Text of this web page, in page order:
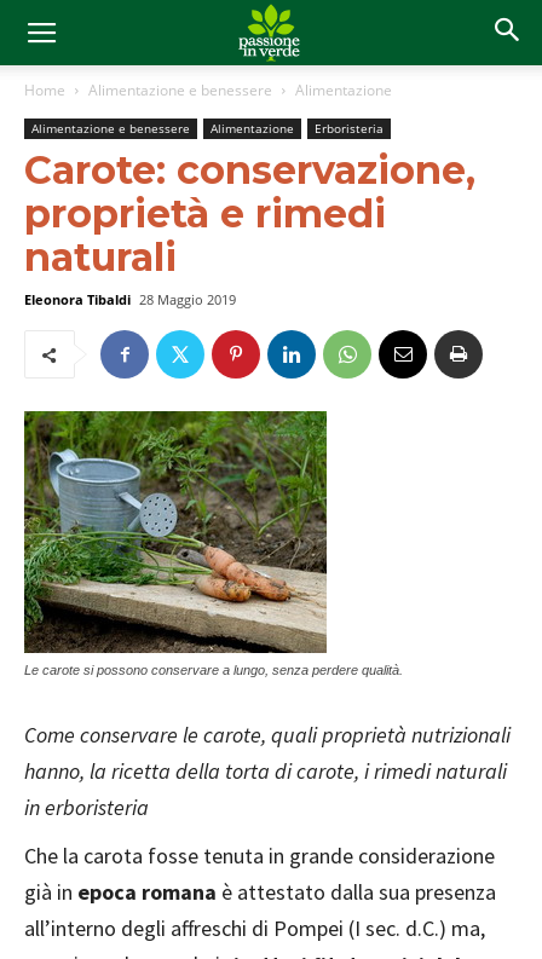
Home Alimentazione e benessere Alimentazione
Alimentazione e benessere Alimentazione Erboristeria
Carote: conservazione,
proprietà e rimedi
naturali
Eleonora Tibaldi 28 Maggio 2019
Le carote si possono conservare a lungo, senza perdere qualità.
Come conservare le carote, quali proprietà nutrizionali
hanno, la ricetta della torta di carote, i rimedi naturali
in erboristeria
Che la carota fosse tenuta in grande considerazione
già in epoca romana è attestato dalla sua presenza
all’interno degli affreschi di Pompei (I sec. d.C.) ma,